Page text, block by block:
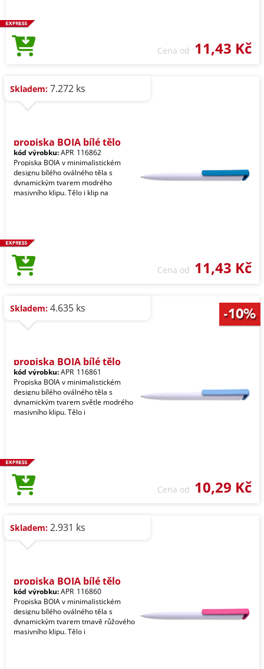
Cena od 11,43 Kč
Skladem: 7.272 ks
propiska BOIA bílé tělo
kód výrobku:APR_116862
Propiska BOIA v minimalistickém
designu bílého oválného těla s
dynamickým tvarem modrého
masivního klipu. Tělo i klip na
Cena od 11,43 Kč
Skladem: 4.635 ks
propiska BOIA bílé tělo
kód výrobku:APR_116861
Propiska BOIA v minimalistickém
designu bílého oválného těla s
dynamickým tvarem světle modrého
masivního klipu. Tělo i
Cena od 10,29 Kč
Skladem: 2.931 ks
propiska BOIA bílé tělo
kód výrobku:APR_116860
Propiska BOIA v minimalistickém
designu bílého oválného těla s
dynamickým tvarem tmavě růžového
masivního klipu. Tělo i